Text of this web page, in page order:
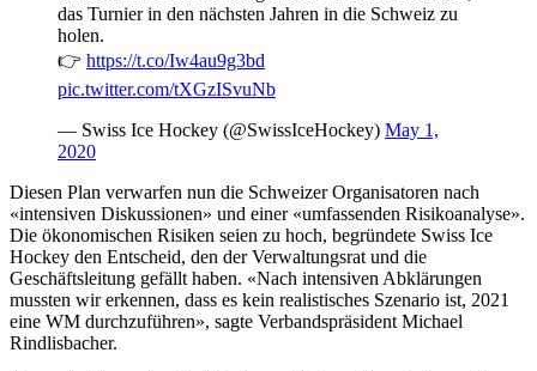
das Turnier in den nächsten Jahren in die Schweiz zu
holen.
👉 https://t.co/Iw4au9g3bd
pic.twitter.com/tXGzISvuNb
— Swiss Ice Hockey (@SwissIceHockey) May 1,
2020
Diesen Plan verwarfen nun die Schweizer Organisatoren nach
«intensiven Diskussionen» und einer «umfassenden Risikoanalyse».
Die ökonomischen Risiken seien zu hoch, begründete Swiss Ice
Hockey den Entscheid, den der Verwaltungsrat und die
Geschäftsleitung gefällt haben. «Nach intensiven Abklärungen
mussten wir erkennen, dass es kein realistisches Szenario ist, 2021
eine WM durchzuführen», sagte Verbandspräsident Michael
Rindlisbacher.